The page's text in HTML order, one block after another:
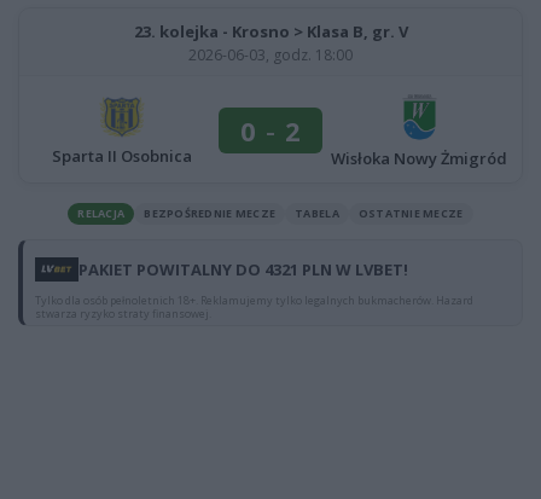
23. kolejka - Krosno > Klasa B, gr. V
2026-06-03, godz. 18:00
Sparta II Osobnica
0 - 2
Wisłoka Nowy Żmigród
RELACJA BEZPOŚREDNIE MECZE TABELA OSTATNIE MECZE
PAKIET POWITALNY DO 4321 PLN W LVBET!
Tylko dla osób pełnoletnich 18+. Reklamujemy tylko legalnych bukmacherów. Hazard
stwarza ryzyko straty finansowej.